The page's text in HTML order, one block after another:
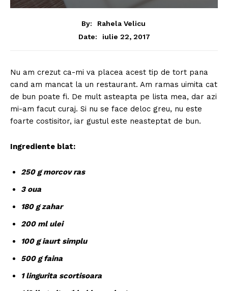
By:
Rahela Velicu
Date:
iulie 22, 2017
Nu am crezut ca-mi va placea acest tip de tort pana
cand am mancat la un restaurant. Am ramas uimita cat
de bun poate fi. De mult asteapta pe lista mea, dar azi
mi-am facut curaj. Si nu se face deloc greu, nu este
foarte costisitor, iar gustul este neasteptat de bun.
Ingrediente blat:
250 g morcov ras
3 oua
180 g zahar
200 ml ulei
100 g iaurt simplu
500 g faina
1 lingurita scortisoara